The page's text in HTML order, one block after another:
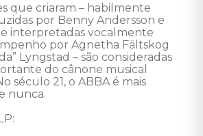
que criaram – habilmente
por Benny Andersson e
interpretadas vocalmente
por Agnetha Fältskog
Lyngstad – são consideradas
do cânone musical
século 21, o ABBA é mais
nunca.